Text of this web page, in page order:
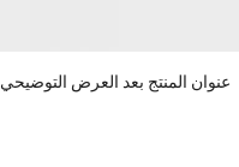
عنوان المنتج بعد العرض التوضيحي